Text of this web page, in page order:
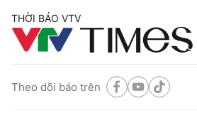
THỜI BÁO VTV
Theo dõi báo trên